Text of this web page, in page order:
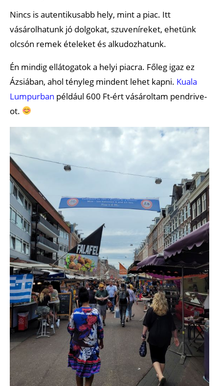
Nincs is autentikusabb hely, mint a piac. Itt
vásárolhatunk jó dolgokat, szuveníreket, ehetünk
olcsón remek ételeket és alkudozhatunk.
Én mindig ellátogatok a helyi piacra. Főleg igaz ez
Ázsiában, ahol tényleg mindent lehet kapni. Kuala
Lumpurban például 600 Ft-ért vásároltam pendrive-
ot.